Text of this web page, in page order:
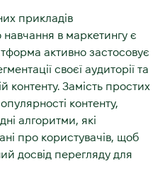
прикладів
в маркетингу є
активно застосовує
своєї аудиторії та
Замість простих
контенту,
алгоритми, які
про користувачів, щоб
досвід перегляду для